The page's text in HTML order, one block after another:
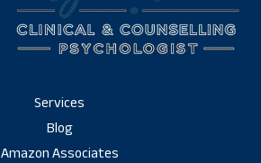
Services
Blog
Amazon Associates